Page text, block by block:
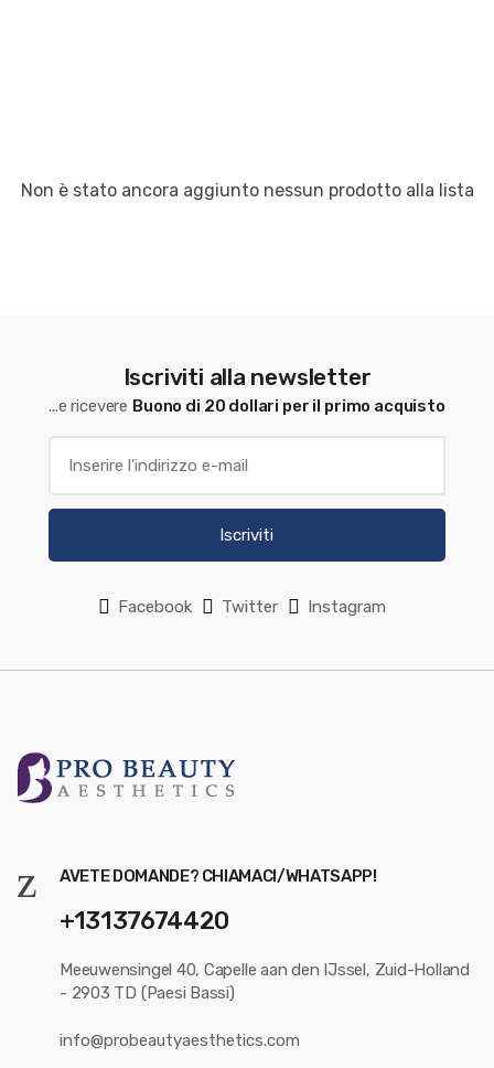
Non è stato ancora aggiunto nessun prodotto alla lista
Iscriviti alla newsletter
...e ricevere Buono di 20 dollari per il primo acquisto
Iscriviti
Facebook Twitter Instagram
AVETE DOMANDE? CHIAMACI/WHATSAPP!
+13137674420
Meeuwensingel 40, Capelle aan den IJssel, Zuid-Holland
- 2903 TD (Paesi Bassi)
info@probeautyaesthetics.com